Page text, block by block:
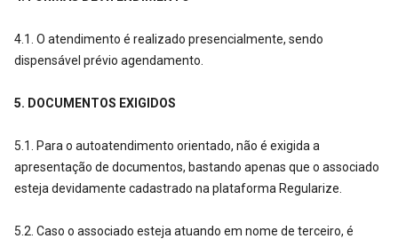
4.1. O atendimento é realizado presencialmente, sendo
dispensável prévio agendamento.
5. DOCUMENTOS EXIGIDOS
5.1. Para o autoatendimento orientado, não é exigida a
apresentação de documentos, bastando apenas que o associado
esteja devidamente cadastrado na plataforma Regularize.
5.2. Caso o associado esteja atuando em nome de terceiro, é